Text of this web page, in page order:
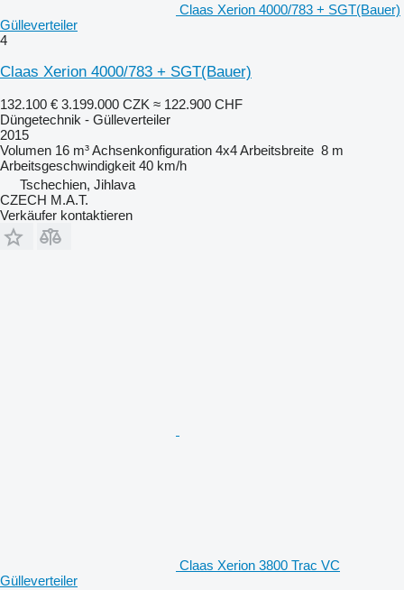
Claas Xerion 4000/783 + SGT(Bauer)
Gülleverteiler
4
Claas Xerion 4000/783 + SGT(Bauer)
132.100 € 3.199.000 CZK ≈ 122.900 CHF
Düngetechnik - Gülleverteiler
2015
Volumen 16 m³Achsenkonfiguration 4x4Arbeitsbreite 8 m
Arbeitsgeschwindigkeit 40 km/h
Tschechien, Jihlava
CZECH M.A.T.
Verkäufer kontaktieren
Claas Xerion 3800 Trac VC
Gülleverteiler